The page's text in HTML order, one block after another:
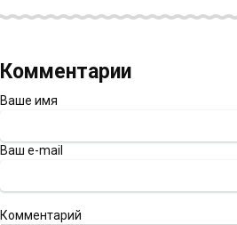
Комментарии
Ваше имя
Ваш e-mail
Комментарий